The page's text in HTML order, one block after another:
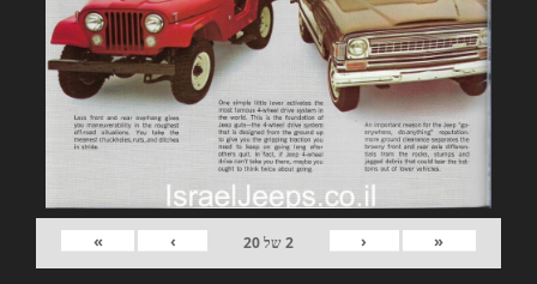
«
‹
2של20
›
»